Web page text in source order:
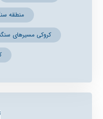
منطقه
کروکی مسیرهای